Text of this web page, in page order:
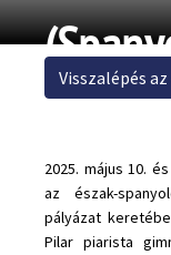
Visszalépés
2025. május 10.
az észak-
pályázat
Pilar piarista